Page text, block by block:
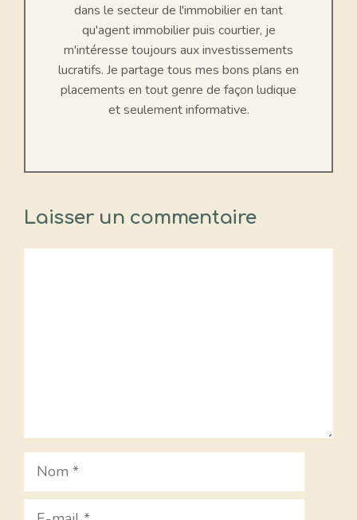
dans le secteur de l'immobilier en tant
qu'agent immobilier puis courtier, je
m'intéresse toujours aux investissements
lucratifs. Je partage tous mes bons plans en
placements en tout genre de façon ludique
et seulement informative.
Laisser un commentaire
Nom
E-